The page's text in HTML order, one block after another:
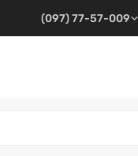
(097) 77-57-009